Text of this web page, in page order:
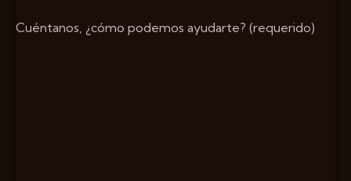
Cuéntanos, ¿cómo podemos ayudarte? (requerido)